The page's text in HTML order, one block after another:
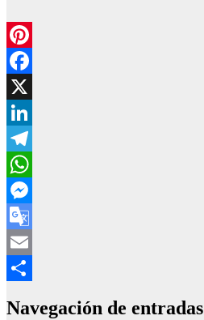
Pinterest
Facebook
X
LinkedIn
Telegram
WhatsApp
Messenger
Google
Translate
Email
Navegación de entradas